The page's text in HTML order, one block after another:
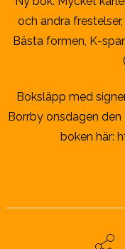
och andra
Bästa formen, K-
Boksläpp med
Borrby onsdagen
boken här: